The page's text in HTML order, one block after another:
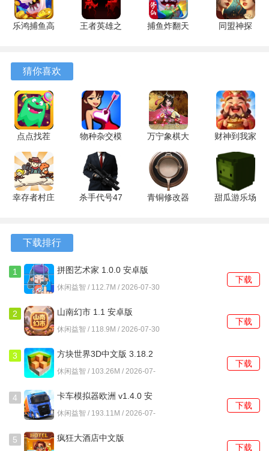
游戏优势
2、部分高级技能需要消耗累积的战斗资源才能释放，这些技
能往往能扭转局部战场的局势。
3、敌方首领单位拥有独特的技能机制，需要识别其攻击模式
并采取相应的克制策略才能有效击败。
4、战役关卡的胜利条件不局限于防守，有时需要主动出击在
规定时间内达成特定的战术目标。
城堡王国怎么玩？
英雄，这类单位在持久战中能有效维持前线部队的生存。
2、面对以大量低血量单位为主的敌人波次时，配置一名拥有
溅射攻击属性的法师英雄往往比单体高伤害战士更有效率。
3、在峡谷隘口关卡中，地图中央的魔法泉眼是关键，占领后
能持续为己方所有单位回复法力值，应尽早派出机动单位控
4、对抗邪恶巫师这类会召唤分身的首领时，需要保留高伤害
消耗战。
得，集中资源为先发主力英雄打造一套完整装备比平均提升
乐鸿捕鱼高
王者英雄之
捕鱼炸翻天
同盟神探
猜你喜欢
点点找茬
1.3.8 最新
版
物种杂交模
拟器 4.0.2
安卓版
万宁象棋大
招版免广告
1.1.71 安卓
版
财神到我家
1.0.1 安卓
版
幸存者村庄
安卓版
杀手代号47
青铜修改器
甜瓜游乐场
下载排行
1 拼图艺术家 1.0.0 安卓版
休闲益智 / 112.7M / 2026-07-30
下载
2 山南幻市 1.1 安卓版
休闲益智 / 118.9M / 2026-07-30
下载
3
方块世界3D中文版 3.18.2
安卓版
休闲益智 / 103.26M / 2026-07-
下载
4
卡车模拟器欧洲 v1.4.0 安
卓版
休闲益智 / 193.11M / 2026-07-
下载
5
疯狂大酒店中文版
下载